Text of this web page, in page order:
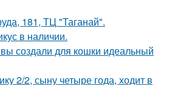
181, ТЦ "Таганай".
в наличии.
создали для кошки идеальный
2/2, сыну четыре года, ходит в